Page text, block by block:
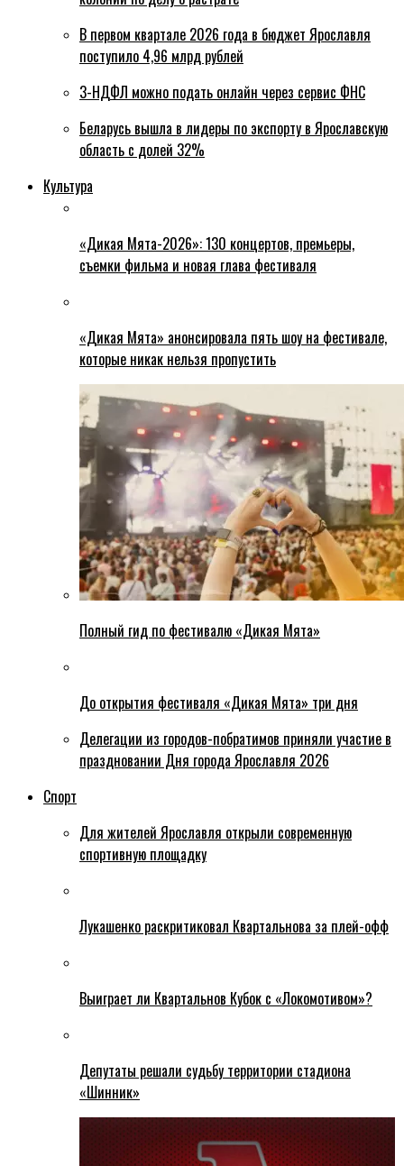
В первом квартале 2026 года в бюджет Ярославля
поступило 4,96 млрд рублей
3-НДФЛ можно подать онлайн через сервис ФНС
Беларусь вышла в лидеры по экспорту в Ярославскую
область с долей 32%
Культура
«Дикая Мята-2026»: 130 концертов, премьеры,
съемки фильма и новая глава фестиваля
«Дикая Мята» анонсировала пять шоу на фестивале,
которые никак нельзя пропустить
Полный гид по фестивалю «Дикая Мята»
До открытия фестиваля «Дикая Мята» три дня
Делегации из городов-побратимов приняли участие в
праздновании Дня города Ярославля 2026
Спорт
Для жителей Ярославля открыли современную
спортивную площадку
Лукашенко раскритиковал Квартальнова за плей-офф
Выиграет ли Квартальнов Кубок с «Локомотивом»?
Депутаты решали судьбу территории стадиона
«Шинник»